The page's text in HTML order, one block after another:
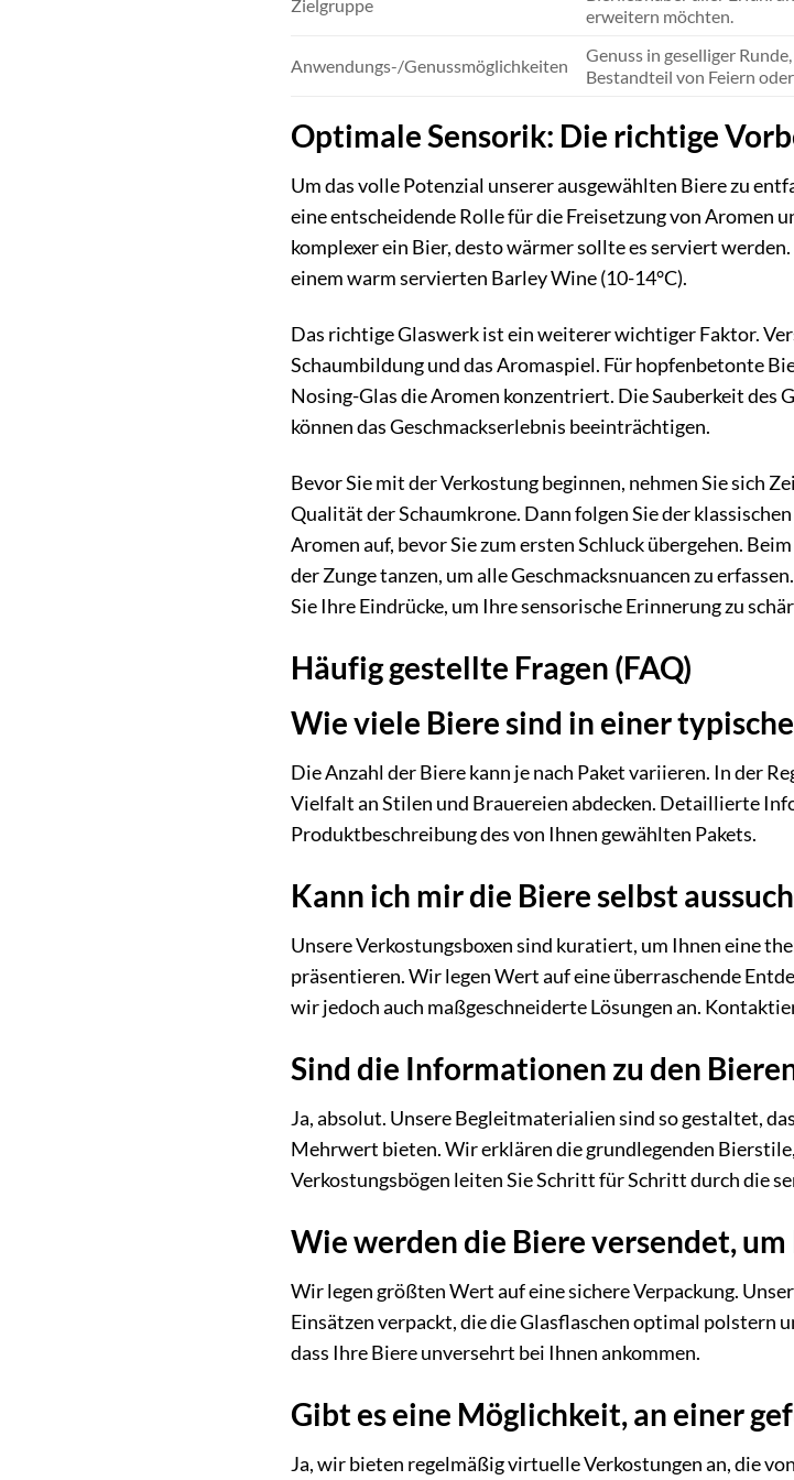
Zielgruppe
erweitern möchten.
Anwendungs-/Genussmöglichkeiten
Genuss in geselliger
Bestandteil von Feiern
Optimale Sensorik: Die richtige
Um das volle Potenzial unserer ausgewählten Biere zu
eine entscheidende Rolle für die Freisetzung von Aromen
komplexer ein Bier, desto wärmer sollte es serviert
einem warm servierten Barley Wine (10-14°C).
Das richtige Glaswerk ist ein weiterer wichtiger Faktor.
Schaumbildung und das Aromaspiel. Für hopfenbetonte
Nosing-Glas die Aromen konzentriert. Die Sauberkeit des
können das Geschmackserlebnis beeinträchtigen.
Bevor Sie mit der Verkostung beginnen, nehmen Sie sich
Qualität der Schaumkrone. Dann folgen Sie der
Aromen auf, bevor Sie zum ersten Schluck übergehen.
der Zunge tanzen, um alle Geschmacksnuancen zu
Sie Ihre Eindrücke, um Ihre sensorische Erinnerung zu
Häufig gestellte Fragen (FAQ)
Wie viele Biere sind in einer
Die Anzahl der Biere kann je nach Paket variieren. In der
Vielfalt an Stilen und Brauereien abdecken. Detaillierte
Produktbeschreibung des von Ihnen gewählten Pakets.
Kann ich mir die Biere selbst
Unsere Verkostungsboxen sind kuratiert, um Ihnen eine
präsentieren. Wir legen Wert auf eine überraschende
wir jedoch auch maßgeschneiderte Lösungen an.
Sind die Informationen zu den
Ja, absolut. Unsere Begleitmaterialien sind so gestaltet,
Mehrwert bieten. Wir erklären die grundlegenden
Verkostungsbögen leiten Sie Schritt für Schritt durch die
Wie werden die Biere versendet,
Wir legen größten Wert auf eine sichere Verpackung.
Einsätzen verpackt, die die Glasflaschen optimal polstern
dass Ihre Biere unversehrt bei Ihnen ankommen.
Gibt es eine Möglichkeit, an einer
Ja, wir bieten regelmäßig virtuelle Verkostungen an, die